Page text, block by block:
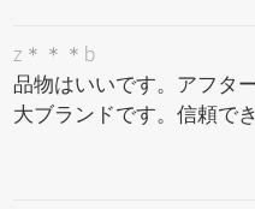
z＊＊＊b
品物はいいです。アフタ
大ブランドです。信頼で